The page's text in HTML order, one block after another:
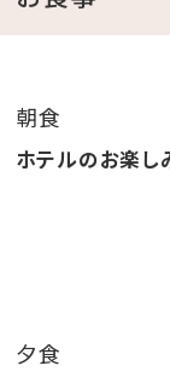
予めご了承くださ
※予約をキャン
もございます
・卓球（ホテル本
朝食
ホテルのお楽
夕食